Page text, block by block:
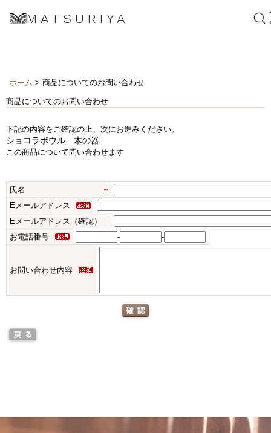
MATSURIYA
ホーム > 商品についてのお問い合わせ
商品についてのお問い合わせ
下記の内容をご確認の上、次にお進みください。
ショコラボウル 木の器
この商品について問い合わせます
氏名
Eメールアドレス
Eメールアドレス（確認）
お電話番号
- -
お問い合わせ内容